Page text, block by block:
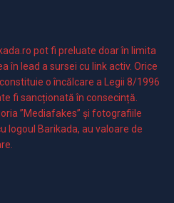
pot fi preluate doar în limita
în lead a sursei cu link activ. Orice
o încălcare a Legii 8/1996
fi sancționată în consecință.
”Mediafakes” și fotografiile
logoul Barikada, au valoare de